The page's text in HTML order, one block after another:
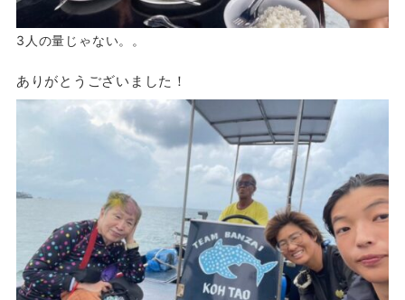
3人の量じゃない。。
ありがとうございました！